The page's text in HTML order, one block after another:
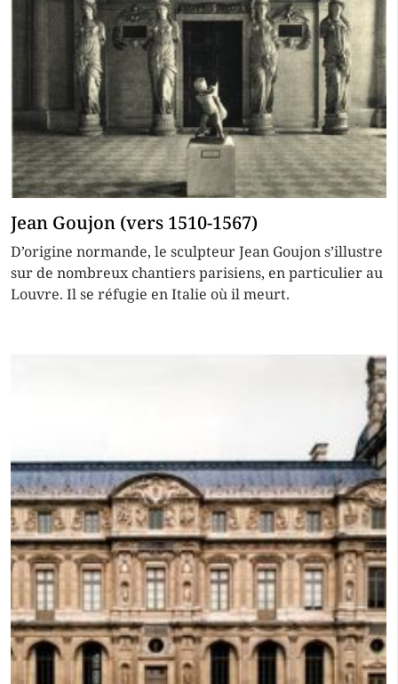
Jean Goujon (vers 1510-1567)
D’origine normande, le sculpteur Jean Goujon s’illustre
sur de nombreux chantiers parisiens, en particulier au
Louvre. Il se réfugie en Italie où il meurt.